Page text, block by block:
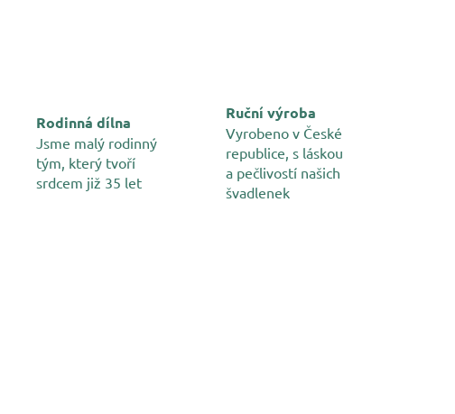
Rodinná dílna
Jsme malý rodinný
tým, který tvoří
srdcem již 35 let
Ruční výroba
Vyrobeno v České
republice, s láskou
a pečlivostí našich
švadlenek